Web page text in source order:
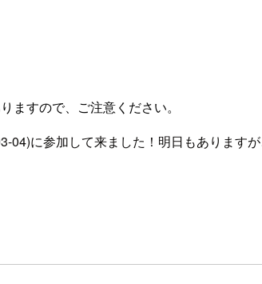
ますので、ご注意ください。
04)に参加して来ました！明日もあります